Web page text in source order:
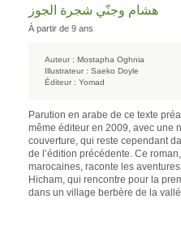
هشام وجنّي شجرة الجوز
À partir de 9 ans
Auteur : Mostapha Oghnia
Illustrateur : Saeko Doyle
Éditeur : Yomad
Parution en arabe de ce texte
même éditeur en 2009, avec une
couverture, qui reste cependant
de l’édition précédente. Ce
marocaines, raconte les
Hicham, qui rencontre pour la
dans un village berbère de la